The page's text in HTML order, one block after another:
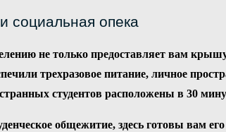
социальная опека
не только предоставляет вам
трехразовое питание, личное
студентов расположены в 30
общежитие, здесь готовы вам